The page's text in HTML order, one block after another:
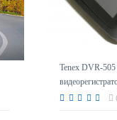
Tenex DVR-